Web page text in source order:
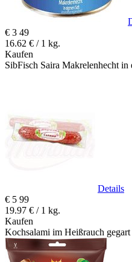
€ 3 49
16.62 € / 1 kg.
Kaufen
SibFisch Saira Makrelenhecht
Details
€ 5 99
19.97 € / 1 kg.
Kaufen
Kochsalami im Heißrauch